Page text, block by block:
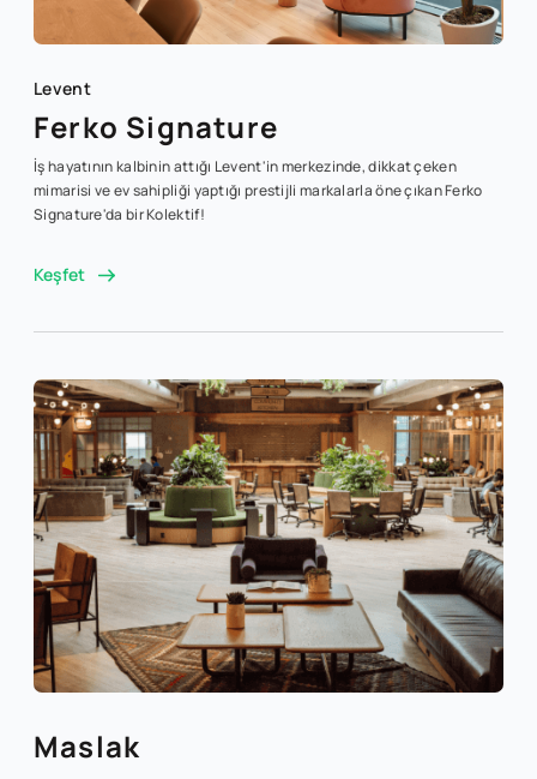
Levent
Ferko Signature
İş hayatının kalbinin attığı Levent'in merkezinde, dikkat çeken
mimarisi ve ev sahipliği yaptığı prestijli markalarla öne çıkan Ferko
Signature'da bir Kolektif!
Keşfet
Maslak